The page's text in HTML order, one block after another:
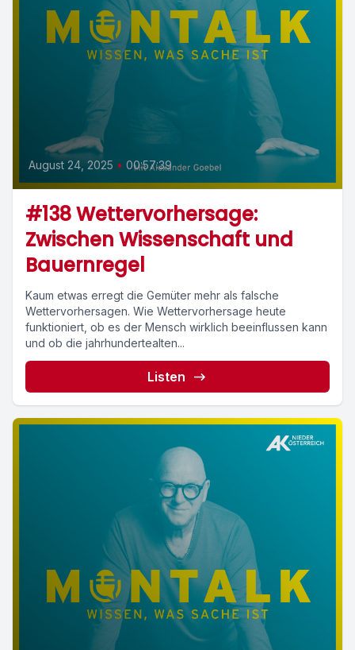
August 24, 2025 • 00:57:39
#138 Wettervorhersage:
Zwischen Wissenschaft und
Bauernregel
Kaum etwas erregt die Gemüter mehr als falsche
Wettervorhersagen. Wie Wettervorhersage heute
funktioniert, ob es der Mensch wirklich beeinflussen kann
und ob die jahrhundertealten...
Listen